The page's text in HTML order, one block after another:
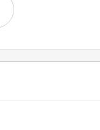
愈发变态
，另一个